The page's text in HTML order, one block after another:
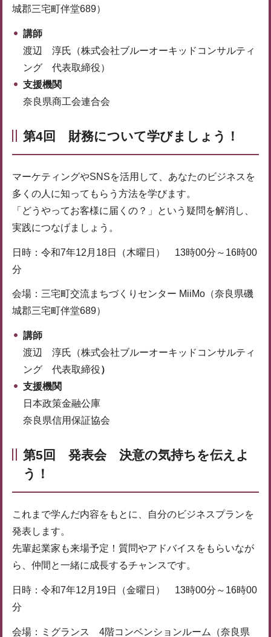
城郡三宅町伴堂689）
講師
渡辺 淳氏（株式会社ブルーオーキッドコンサルティ
ング 代表取締役）
支援機関
奈良県商工会連合会
第4回 財務について学びましょう！
マーケティングやSNSを活用して、あなたのビジネスを
多くの人に知ってもらう方法を学びます。
「どうやってお客様に届くの？」という疑問を解消し、
実践につなげましょう。
日時：令和7年12月18日（木曜日） 13時00分～16時00
分
会場：三宅町交流まちづくりセンター MiiMo（奈良県磯
城郡三宅町伴堂689）
講師
渡辺 淳氏（株式会社ブルーオーキッドコンサルティ
ング 代表取締役）
支援機関
日本政策金融公庫
奈良県信用保証協会
第5回 発表会 決意の気持ちを伝えよ
う！
これまで学んだ内容をもとに、自分のビジネスプランを
発表します。
先輩起業家も来場予定！質問やアドバイスをもらいなが
ら、仲間と一緒に成長するチャンスです。
日時：令和7年12月19日（金曜日） 13時00分～16時00
分
会場：ミグランス 4階コンベンションルーム（奈良県